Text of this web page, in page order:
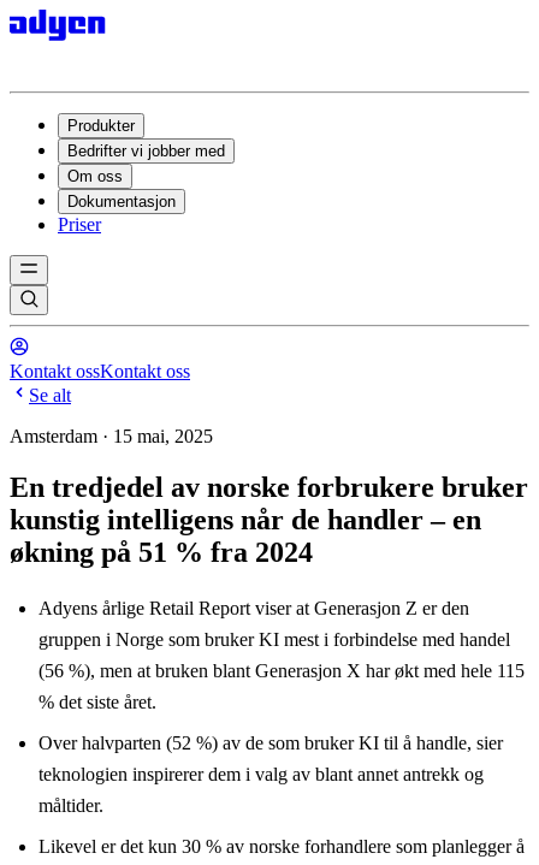
Produkter
Bedrifter vi jobber med
Om oss
Dokumentasjon
Priser
Kontakt ossKontakt oss
Se alt
Amsterdam · 15 mai, 2025
En tredjedel av norske forbrukere bruker
kunstig intelligens når de handler – en
økning på 51 % fra 2024
Adyens årlige Retail Report viser at Generasjon Z er den
gruppen i Norge som bruker KI mest i forbindelse med handel
(56 %), men at bruken blant Generasjon X har økt med hele 115
% det siste året.
Over halvparten (52 %) av de som bruker KI til å handle, sier
teknologien inspirerer dem i valg av blant annet antrekk og
måltider.
Likevel er det kun 30 % av norske forhandlere som planlegger å